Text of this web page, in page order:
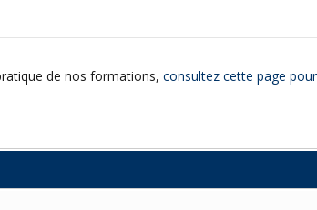
de nos formations, consultez cette page